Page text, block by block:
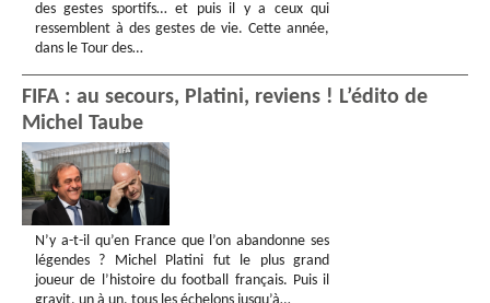
des gestes sportifs… et puis il y a ceux qui
ressemblent à des gestes de vie. Cette année,
dans le Tour des…
FIFA : au secours, Platini, reviens ! L’édito de
Michel Taube
N’y a-t-il qu’en France que l’on abandonne ses
légendes ? Michel Platini fut le plus grand
joueur de l’histoire du football français. Puis il